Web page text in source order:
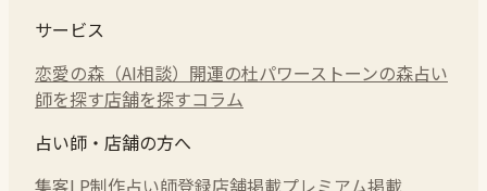
サービス
恋愛の森（AI相談） 開運の杜パワーストーンの森占い
師を探す店舗を探すコラム
占い師・店舗の方へ
集客LP制作占い師登録店舗掲載プレミアム掲載